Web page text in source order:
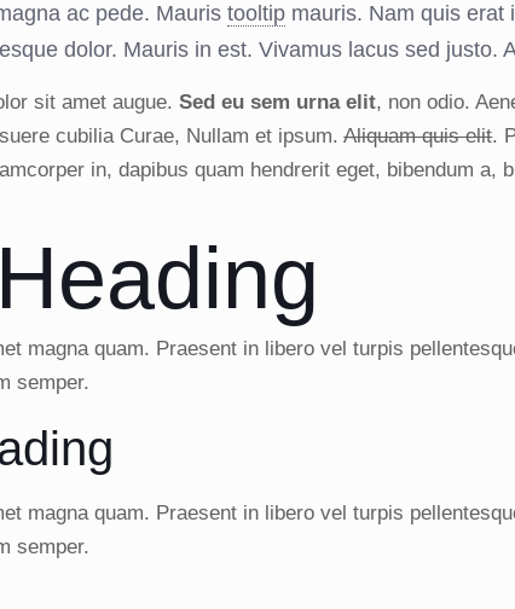
ac pede. Mauristooltip mauris. Nam quis erat
dolor. Mauris in est. Vivamus lacus sed justo.
sit amet augue.Sed eu sem urna elit, non odio.
cubilia Curae, Nullam et ipsum.Aliquam quis elit.
in, dapibus quam hendrerit eget, bibendum a,
magna quam. Praesent in libero vel turpis
semper.
magna quam. Praesent in libero vel turpis
semper.